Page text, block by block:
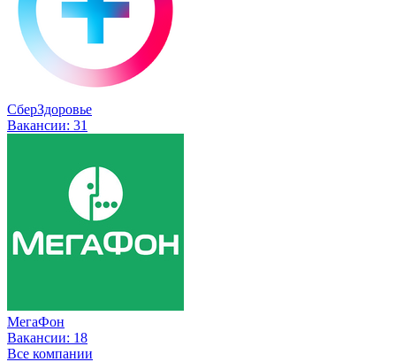
СберЗдоровье
Вакансии: 31
МегаФон
Вакансии: 18
Все компании